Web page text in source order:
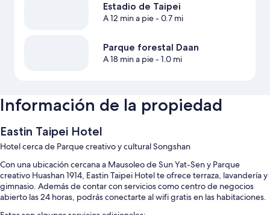
Estadio de Taipei
A 12 min a pie- 0.7 mi
Parque forestal Daan
A 18 min a pie- 1.0 mi
Información de la propiedad
Eastin Taipei Hotel
Hotel cerca de Parque creativo y cultural Songshan
Con una ubicación cercana a Mausoleo de Sun Yat-Sen y Parque
creativo Huashan 1914, Eastin Taipei Hotel te ofrece terraza, lavandería y
gimnasio. Además de contar con servicios como centro de negocios
abierto las 24 horas, podrás conectarte al wifi gratis en las habitaciones.